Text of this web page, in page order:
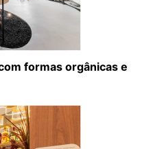
formas orgânicas e